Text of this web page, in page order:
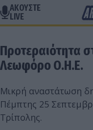
ΑΚΟΥΣΤΕ
LIVE
Προτεραιότητα
Λεωφόρο Ο.Η.Ε.
Μικρή αναστάτωση
Πέμπτης 25
Τρίπολης.